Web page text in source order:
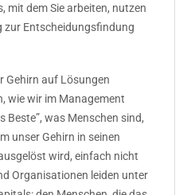
mit dem Sie arbeiten, nutzen
zur Entscheidungsfindung
Gehirn auf Lösungen
wie wir im Management
Beste”, was Menschen sind,
unser Gehirn in seinen
wird, einfach nicht
Organisationen leiden unter